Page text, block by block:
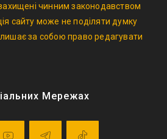
чинним законодавством
сайту може не поділяти думку
за собою право редагувати
Мережах